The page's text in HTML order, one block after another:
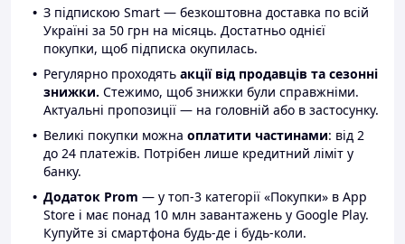
З підпискою Smart — безкоштовна доставка по всій
Україні за 50 грн на місяць. Достатньо однієї
покупки, щоб підписка окупилась.
Регулярно проходять акції від продавців та сезонні
знижки. Стежимо, щоб знижки були справжніми.
Актуальні пропозиції — на головній або в застосунку.
Великі покупки можна оплатити частинами: від 2
до 24 платежів. Потрібен лише кредитний ліміт у
банку.
Додаток Prom — у топ-3 категорії «Покупки» в App
Store і має понад 10 млн завантажень у Google Play.
Купуйте зі смартфона будь-де і будь-коли.